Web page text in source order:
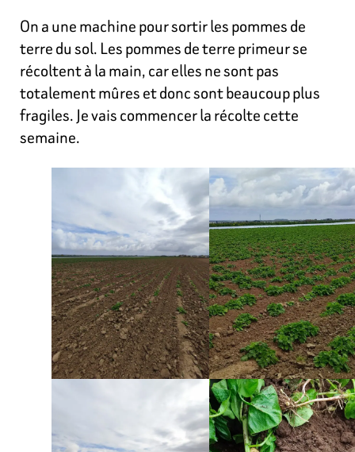
On a une machine pour sortir les pommes de
terre du sol. Les pommes de terre primeur se
récoltent à la main, car elles ne sont pas
totalement mûres et donc sont beaucoup plus
fragiles. Je vais commencer la récolte cette
semaine.